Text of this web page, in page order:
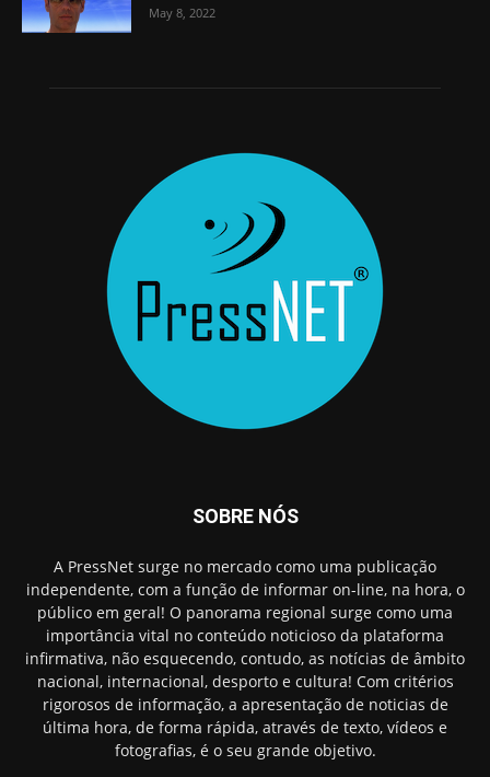
May 8, 2022
SOBRE NÓS
A PressNet surge no mercado como uma publicação
independente, com a função de informar on-line, na hora, o
público em geral! O panorama regional surge como uma
importância vital no conteúdo noticioso da plataforma
infirmativa, não esquecendo, contudo, as notícias de âmbito
nacional, internacional, desporto e cultura! Com critérios
rigorosos de informação, a apresentação de noticias de
última hora, de forma rápida, através de texto, vídeos e
fotografias, é o seu grande objetivo.